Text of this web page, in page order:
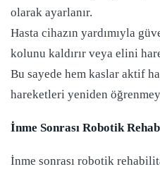
olarak ayarlanır.
Hasta cihazın yardımıyla
kolunu kaldırır veya elini
Bu sayede hem kaslar aktif
hareketleri yeniden
İnme Sonrası Robotik
İnme sonrası robotik